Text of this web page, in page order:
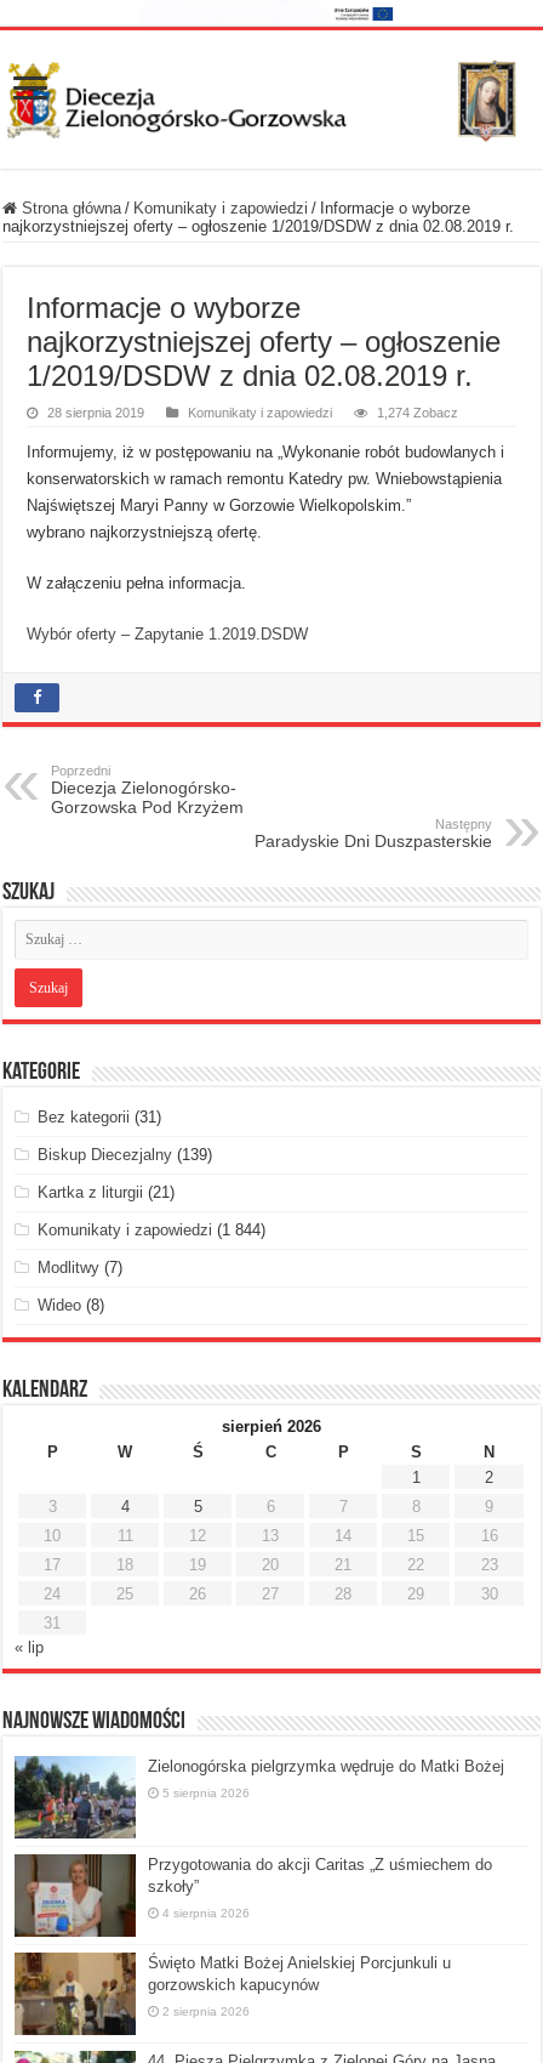
Strona główna / Komunikaty i zapowiedzi / Informacje o wyborze
najkorzystniejszej oferty – ogłoszenie 1/2019/DSDW z dnia 02.08.2019 r.
Informacje o wyborze
najkorzystniejszej oferty – ogłoszenie
1/2019/DSDW z dnia 02.08.2019 r.
28 sierpnia 2019 Komunikaty i zapowiedzi 1,274 Zobacz
Informujemy, iż w postępowaniu na „Wykonanie robót budowlanych i
konserwatorskich w ramach remontu Katedry pw. Wniebowstąpienia
Najświętszej Maryi Panny w Gorzowie Wielkopolskim.”
wybrano najkorzystniejszą ofertę.
W załączeniu pełna informacja.
Wybór oferty – Zapytanie 1.2019.DSDW
Poprzedni
Diecezja Zielonogórsko-
Gorzowska Pod Krzyżem
Następny
Paradyskie Dni Duszpasterskie
Szukaj
Kategorie
Bez kategorii (31)
Biskup Diecezjalny (139)
Kartka z liturgii (21)
Komunikaty i zapowiedzi (1 844)
Modlitwy (7)
Wideo (8)
Kalendarz
sierpień 2026
P
W Ś C P S
N
1
2
3
4 5 6 7 8
9
10
11 12 13 14 15
16
17
18 19 20 21 22
23
24
25 26 27 28 29
30
31
« lip
Najnowsze Wiadomości
Zielonogórska pielgrzymka wędruje do Matki Bożej
5 sierpnia 2026
Przygotowania do akcji Caritas „Z uśmiechem do
szkoły”
4 sierpnia 2026
Święto Matki Bożej Anielskiej Porcjunkuli u
gorzowskich kapucynów
2 sierpnia 2026